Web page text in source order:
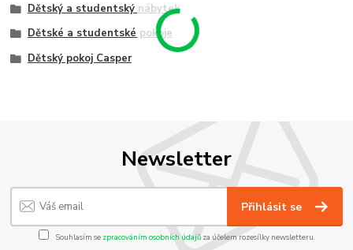
Dětský a studentský nábytek
Dětské a studentské pokoje
Dětský pokoj Casper
Newsletter
Přihlásit se
Souhlasím se zpracováním osobních údajůza účelem rozesílky newsletteru.